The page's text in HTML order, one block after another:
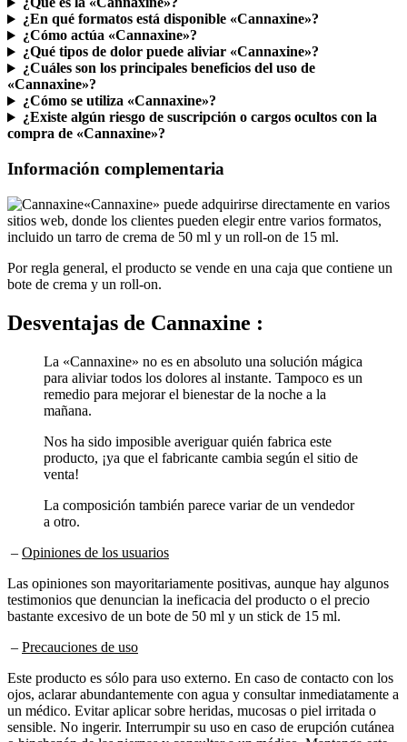
¿Cómo actúa «Cannaxine»?
¿Qué tipos de dolor puede aliviar «Cannaxine»?
¿Cuáles son los principales beneficios del uso de
«Cannaxine»?
¿Cómo se utiliza «Cannaxine»?
¿Existe algún riesgo de suscripción o cargos ocultos con la
compra de «Cannaxine»?
sitios web, donde los clientes pueden elegir entre varios formatos,
incluido un tarro de crema de 50 ml y un roll-on de 15 ml.
bote de crema y un roll-on.
para aliviar todos los dolores al instante. Tampoco es un
remedio para mejorar el bienestar de la noche a la
mañana.
producto, ¡ya que el fabricante cambia según el sitio de
venta!
a otro.
testimonios que denuncian la ineficacia del producto o el precio
bastante excesivo de un bote de 50 ml y un stick de 15 ml.
ojos, aclarar abundantemente con agua y consultar inmediatamente a
un médico. Evitar aplicar sobre heridas, mucosas o piel irritada o
sensible. No ingerir. Interrumpir su uso en caso de erupción cutánea
o hinchazón de las piernas y consultar a un médico. Mantenga este